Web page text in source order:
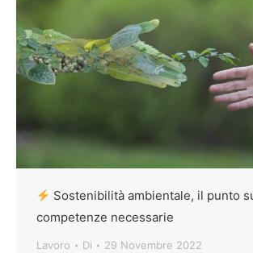
Sostenibilità ambientale, il punto
competenze necessarie
Lavoro Di 29 Novembre 2022